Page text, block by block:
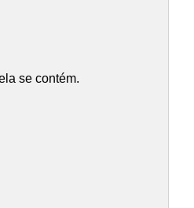
se contém.